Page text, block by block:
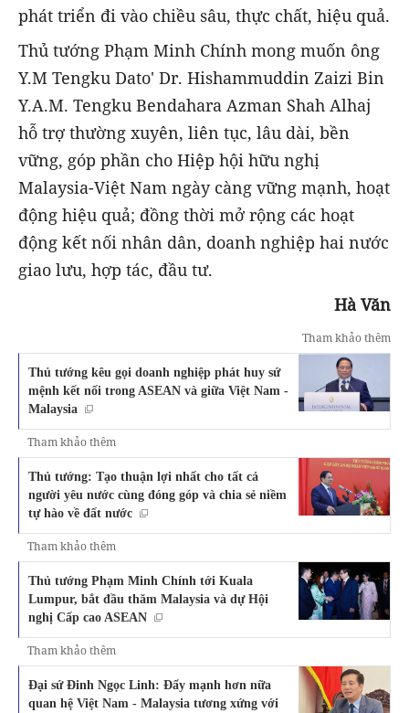
phát triển đi vào chiều sâu, thực chất, hiệu quả.
Thủ tướng Phạm Minh Chính mong muốn ông
Y.M Tengku Dato' Dr. Hishammuddin Zaizi Bin
Y.A.M. Tengku Bendahara Azman Shah Alhaj
hỗ trợ thường xuyên, liên tục, lâu dài, bền
vững, góp phần cho Hiệp hội hữu nghị
Malaysia-Việt Nam ngày càng vững mạnh, hoạt
động hiệu quả; đồng thời mở rộng các hoạt
động kết nối nhân dân, doanh nghiệp hai nước
giao lưu, hợp tác, đầu tư.
Hà Văn
Tham khảo thêm
Thủ tướng kêu gọi doanh nghiệp phát huy sứ
mệnh kết nối trong ASEAN và giữa Việt Nam -
Malaysia
Tham khảo thêm
Thủ tướng: Tạo thuận lợi nhất cho tất cả
người yêu nước cùng đóng góp và chia sẻ niềm
tự hào về đất nước
Tham khảo thêm
Thủ tướng Phạm Minh Chính tới Kuala
Lumpur, bắt đầu thăm Malaysia và dự Hội
nghị Cấp cao ASEAN
Tham khảo thêm
Đại sứ Đinh Ngọc Linh: Đẩy mạnh hơn nữa
quan hệ Việt Nam - Malaysia tương xứng với